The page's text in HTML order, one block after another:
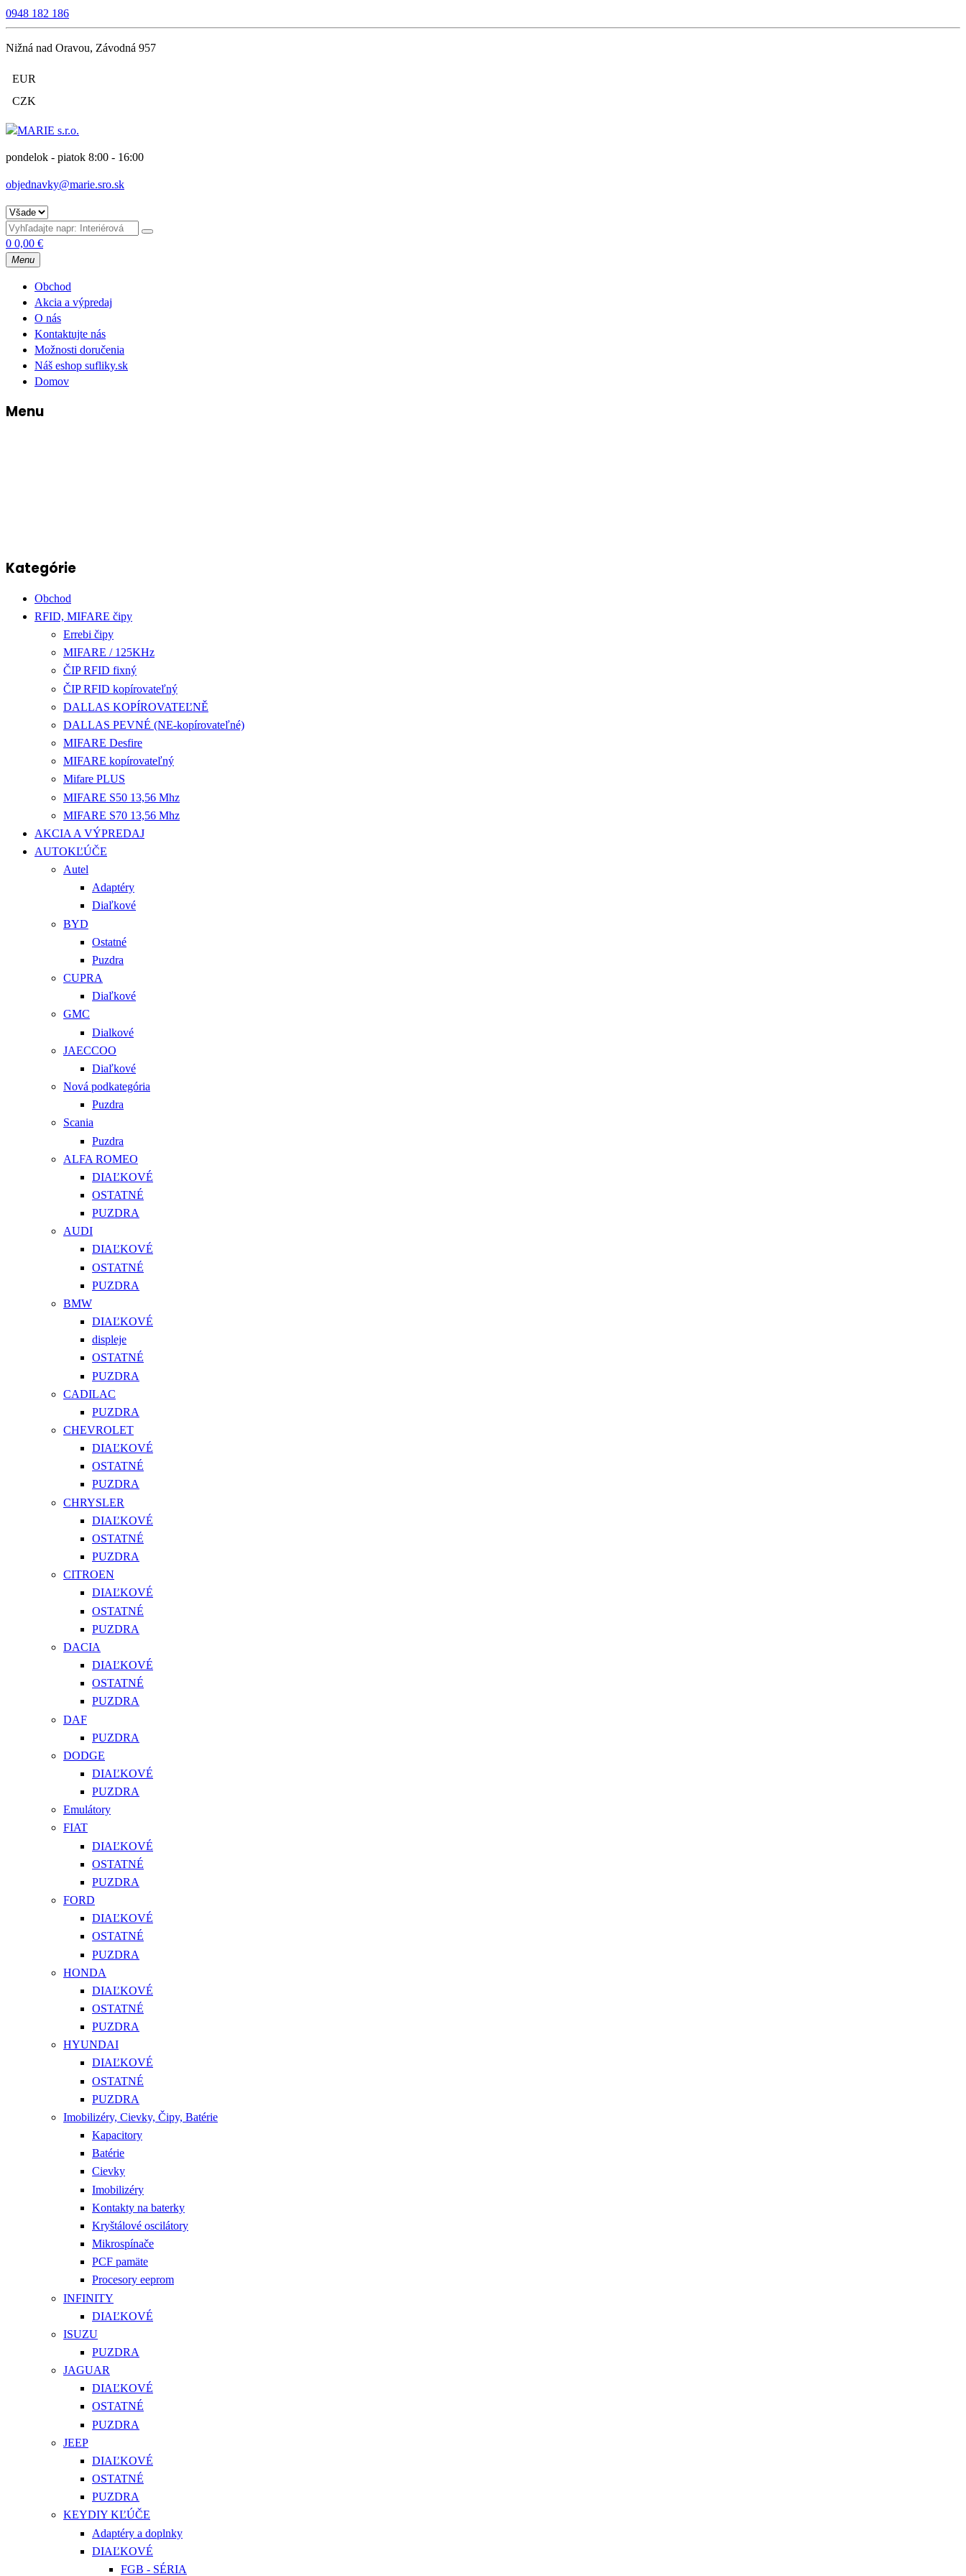
0948 182 186
Nižná nad Oravou, Závodná 957
EUR
CZK
pondelok - piatok 8:00 - 16:00
objednavky@marie.sro.sk
0 0,00 €
Menu
Obchod
Akcia a výpredaj
O nás
Kontaktujte nás
Možnosti doručenia
Náš eshop sufliky.sk
Domov
Menu
Kategórie
Obchod
RFID, MIFARE čipy
Errebi čipy
MIFARE / 125KHz
ČIP RFID fixný
ČIP RFID kopírovateľný
DALLAS KOPÍROVATEĽNĚ
DALLAS PEVNÉ (NE-kopírovateľné)
MIFARE Desfire
MIFARE kopírovateľný
Mifare PLUS
MIFARE S50 13,56 Mhz
MIFARE S70 13,56 Mhz
AKCIA A VÝPREDAJ
AUTOKĽÚČE
Autel
Adaptéry
Diaľkové
BYD
Ostatné
Puzdra
CUPRA
Diaľkové
GMC
Dialkové
JAECCOO
Diaľkové
Nová podkategória
Puzdra
Scania
Puzdra
ALFA ROMEO
DIAĽKOVÉ
OSTATNÉ
PUZDRA
AUDI
DIAĽKOVÉ
OSTATNÉ
PUZDRA
BMW
DIAĽKOVÉ
displeje
OSTATNÉ
PUZDRA
CADILAC
PUZDRA
CHEVROLET
DIAĽKOVÉ
OSTATNÉ
PUZDRA
CHRYSLER
DIAĽKOVÉ
OSTATNÉ
PUZDRA
CITROEN
DIAĽKOVÉ
OSTATNÉ
PUZDRA
DACIA
DIAĽKOVÉ
OSTATNÉ
PUZDRA
DAF
PUZDRA
DODGE
DIAĽKOVÉ
PUZDRA
Emulátory
FIAT
DIAĽKOVÉ
OSTATNÉ
PUZDRA
FORD
DIAĽKOVÉ
OSTATNÉ
PUZDRA
HONDA
DIAĽKOVÉ
OSTATNÉ
PUZDRA
HYUNDAI
DIAĽKOVÉ
OSTATNÉ
PUZDRA
Imobilizéry, Cievky, Čipy, Batérie
Kapacitory
Batérie
Cievky
Imobilizéry
Kontakty na baterky
Kryštálové oscilátory
Mikrospínače
PCF pamäte
Procesory eeprom
INFINITY
DIAĽKOVÉ
ISUZU
PUZDRA
JAGUAR
DIAĽKOVÉ
OSTATNÉ
PUZDRA
JEEP
DIAĽKOVÉ
OSTATNÉ
PUZDRA
KEYDIY KĽÚČE
Adaptéry a doplnky
DIAĽKOVÉ
FGB - SÉRIA